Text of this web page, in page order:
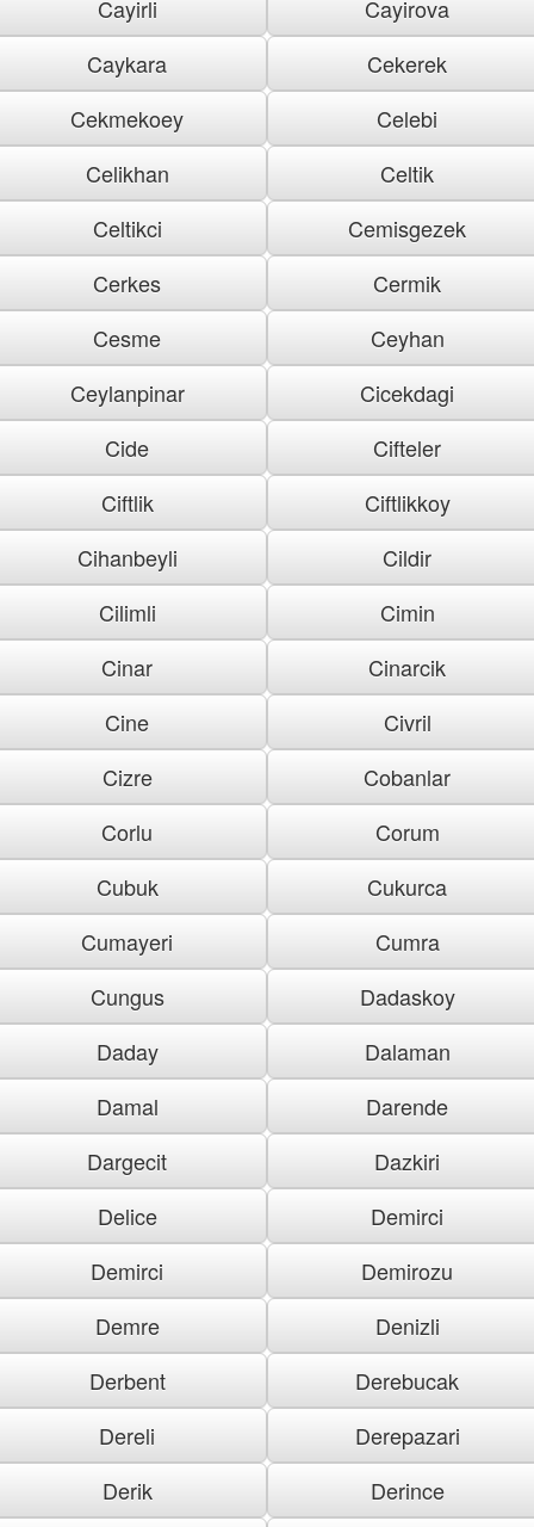
Cayirli
Cayirova
Caykara
Cekerek
Cekmekoey
Celebi
Celikhan
Celtik
Celtikci
Cemisgezek
Cerkes
Cermik
Cesme
Ceyhan
Ceylanpinar
Cicekdagi
Cide
Cifteler
Ciftlik
Ciftlikkoy
Cihanbeyli
Cildir
Cilimli
Cimin
Cinar
Cinarcik
Cine
Civril
Cizre
Cobanlar
Corlu
Corum
Cubuk
Cukurca
Cumayeri
Cumra
Cungus
Dadaskoy
Daday
Dalaman
Damal
Darende
Dargecit
Dazkiri
Delice
Demirci
Demirci
Demirozu
Demre
Denizli
Derbent
Derebucak
Dereli
Derepazari
Derik
Derince